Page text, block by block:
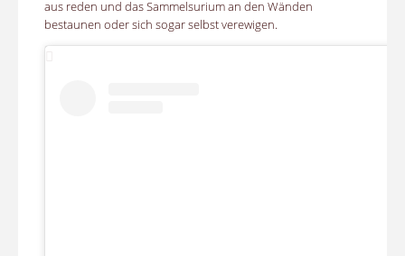
aus reden und das Sammelsurium an den Wänden
bestaunen oder sich sogar selbst verewigen.